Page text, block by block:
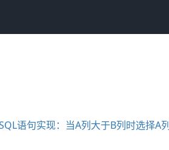
语句实现：当A列大于B列时选择A